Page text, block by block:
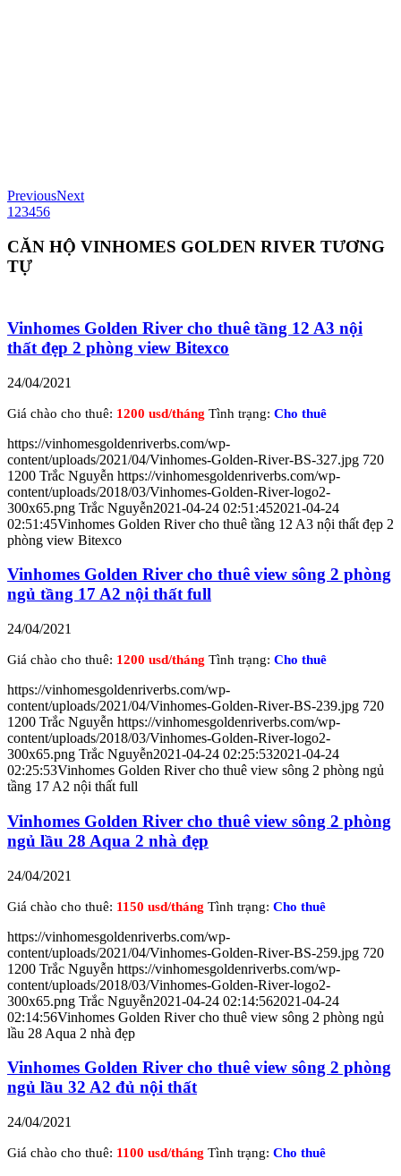
PreviousNext
1 23456
CĂN HỘ VINHOMES GOLDEN RIVER TƯƠNG
TỰ
Vinhomes Golden River cho thuê tầng 12 A3 nội
thất đẹp 2 phòng view Bitexco
24/04/2021
Giá chào cho thuê: 1200 usd/tháng Tình trạng: Cho thuê
https://vinhomesgoldenriverbs.com/wp-
content/uploads/2021/04/Vinhomes-Golden-River-BS-327.jpg 720
1200 Trắc Nguyễn https://vinhomesgoldenriverbs.com/wp-
content/uploads/2018/03/Vinhomes-Golden-River-logo2-
300x65.png Trắc Nguyễn2021-04-24 02:51:452021-04-24
02:51:45Vinhomes Golden River cho thuê tầng 12 A3 nội thất đẹp 2
phòng view Bitexco
Vinhomes Golden River cho thuê view sông 2 phòng
ngủ tầng 17 A2 nội thất full
24/04/2021
Giá chào cho thuê: 1200 usd/tháng Tình trạng: Cho thuê
https://vinhomesgoldenriverbs.com/wp-
content/uploads/2021/04/Vinhomes-Golden-River-BS-239.jpg 720
1200 Trắc Nguyễn https://vinhomesgoldenriverbs.com/wp-
content/uploads/2018/03/Vinhomes-Golden-River-logo2-
300x65.png Trắc Nguyễn2021-04-24 02:25:532021-04-24
02:25:53Vinhomes Golden River cho thuê view sông 2 phòng ngủ
tầng 17 A2 nội thất full
Vinhomes Golden River cho thuê view sông 2 phòng
ngủ lầu 28 Aqua 2 nhà đẹp
24/04/2021
Giá chào cho thuê: 1150 usd/tháng Tình trạng: Cho thuê
https://vinhomesgoldenriverbs.com/wp-
content/uploads/2021/04/Vinhomes-Golden-River-BS-259.jpg 720
1200 Trắc Nguyễn https://vinhomesgoldenriverbs.com/wp-
content/uploads/2018/03/Vinhomes-Golden-River-logo2-
300x65.png Trắc Nguyễn2021-04-24 02:14:562021-04-24
02:14:56Vinhomes Golden River cho thuê view sông 2 phòng ngủ
lầu 28 Aqua 2 nhà đẹp
Vinhomes Golden River cho thuê view sông 2 phòng
ngủ lầu 32 A2 đủ nội thất
24/04/2021
Giá chào cho thuê: 1100 usd/tháng Tình trạng: Cho thuê